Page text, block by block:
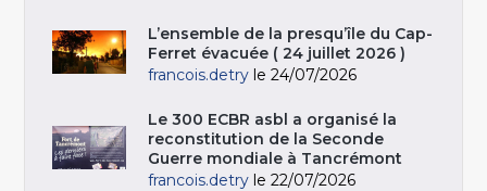
L’ensemble de la presqu’île du Cap-
Ferret évacuée ( 24 juillet 2026 )
francois.detry le 24/07/2026
Le 300 ECBR asbl a organisé la
reconstitution de la Seconde
Guerre mondiale à Tancrémont
francois.detry le 22/07/2026